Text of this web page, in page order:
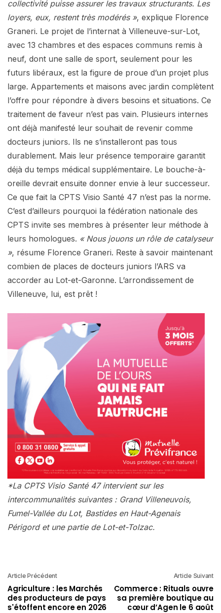
collectivité puisse assurer les travaux structurants. Les
loyers, eux, restent très modérés », explique Florence
Graneri. Le projet de l’internat à Villeneuve-sur-Lot,
avec 13 chambres et des espaces communs remis à
neuf, dont une salle de sport, seulement pour les
futurs libéraux, est la figure de proue d’un projet plus
large. Appartements et maisons avec jardin complètent
l’offre pour répondre à divers besoins et situations. Ce
traitement de faveur n’est pas vain. Plusieurs internes
ont déjà manifesté leur souhait de revenir comme
docteurs juniors. Ils ne s’installeront pas tous
durablement. Mais leur présence temporaire garantit
déjà du temps médical supplémentaire. Le bouche-à-
oreille devrait ensuite donner envie à leur successeur.
Ce que fait la CPTS Visio Santé 47 n’est pas la norme.
C’est d’ailleurs pourquoi la fédération nationale des
CPTS invite ses membres à présenter leur méthode à
leurs homologues. « Nous jouons un rôle de catalyseur
», résume Florence Graneri. Reste à savoir maintenant
combien de places de docteurs juniors l’ARS va
accorder au Lot-et-Garonne. L’arrondissement de
Villeneuve, lui, est prêt !
*La CPTS Visio Santé 47 intervient sur les
intercommunalités suivantes : Grand Villeneuvois,
Fumel-Vallée du Lot, Bastides en Haut-Agenais
Périgord et une partie de Lot-et-Tolzac.
Article Précédent
Agriculture : les Marchés
des producteurs de pays
s'étoffent encore en 2026
Article Suivant
Commerce : Rituals ouvre
sa première boutique au
cœur d’Agen le 6 août